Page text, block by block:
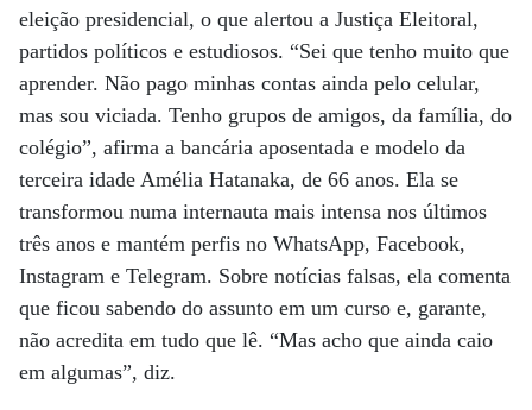
eleição presidencial, o que alertou a Justiça Eleitoral,
partidos políticos e estudiosos. “Sei que tenho muito que
aprender. Não pago minhas contas ainda pelo celular,
mas sou viciada. Tenho grupos de amigos, da família, do
colégio”, afirma a bancária aposentada e modelo da
terceira idade Amélia Hatanaka, de 66 anos. Ela se
transformou numa internauta mais intensa nos últimos
três anos e mantém perfis no WhatsApp, Facebook,
Instagram e Telegram. Sobre notícias falsas, ela comenta
que ficou sabendo do assunto em um curso e, garante,
não acredita em tudo que lê. “Mas acho que ainda caio
em algumas”, diz.